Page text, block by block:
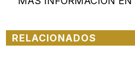
RELACIONADOS